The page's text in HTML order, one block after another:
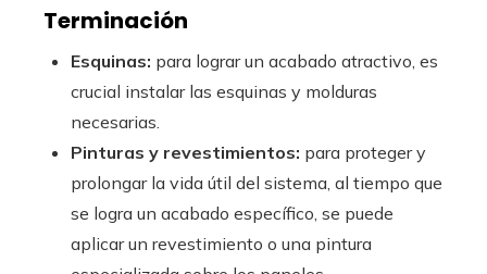
Terminación
Esquinas: para lograr un acabado atractivo, es
crucial instalar las esquinas y molduras
necesarias.
Pinturas y revestimientos: para proteger y
prolongar la vida útil del sistema, al tiempo que
se logra un acabado específico, se puede
aplicar un revestimiento o una pintura